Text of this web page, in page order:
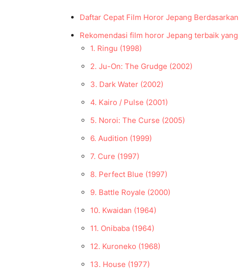
Daftar Cepat Film Horor Jepang
Rekomendasi film horor Jepang terbaik
1. Ringu (1998)
2. Ju-On: The Grudge (2002)
3. Dark Water (2002)
4. Kairo / Pulse (2001)
5. Noroi: The Curse (2005)
6. Audition (1999)
7. Cure (1997)
8. Perfect Blue (1997)
9. Battle Royale (2000)
10. Kwaidan (1964)
11. Onibaba (1964)
12. Kuroneko (1968)
13. House (1977)